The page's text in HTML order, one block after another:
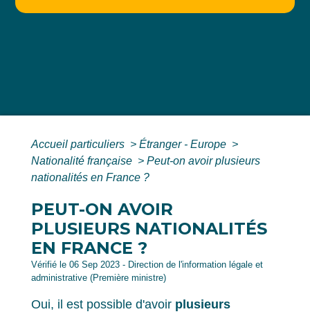
Accueil particuliers > Étranger - Europe >
Nationalité française > Peut-on avoir plusieurs
nationalités en France ?
PEUT-ON AVOIR
PLUSIEURS NATIONALITÉS
EN FRANCE ?
Vérifié le 06 Sep 2023 - Direction de l'information légale et
administrative (Première ministre)
Oui, il est possible d'avoir plusieurs